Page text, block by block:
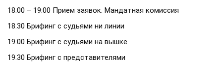
18.00 – 19:00 Прием заявок. Мандатная комиссия
18.30 Брифинг с судьями ни линии
19.00 Брифинг с судьями на вышке
19.30 Брифинг с представителями